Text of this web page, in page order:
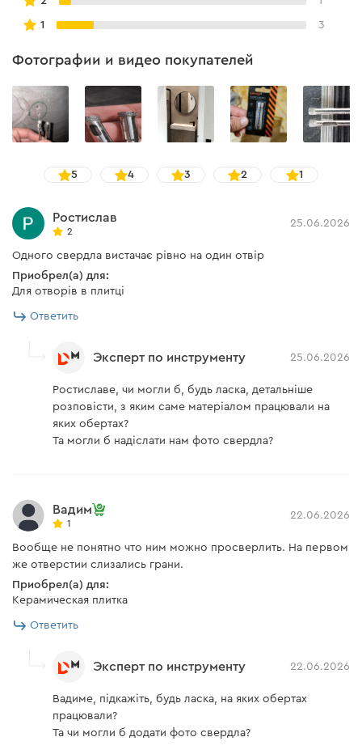
1 3
Фотографии и видео покупателей
5 4 3 2 1
Ростислав
2
25.06.2026
Одного свердла вистачає рівно на один отвір
Приобрел(а) для:
Для отворів в плитці
Ответить
Эксперт по инструменту 25.06.2026
Ростиславе, чи могли б, будь ласка, детальніше
розповісти, з яким саме матеріалом працювали на
яких обертах?
Та могли б надіслати нам фото свердла?
Вадим
1
22.06.2026
Вообще не понятно что ним можно просверлить. На первом
же отверстии слизались грани.
Приобрел(а) для:
Керамическая плитка
Ответить
Эксперт по инструменту 22.06.2026
Вадиме, підкажіть, будь ласка, на яких обертах
працювали?
Та чи могли б додати фото свердла?